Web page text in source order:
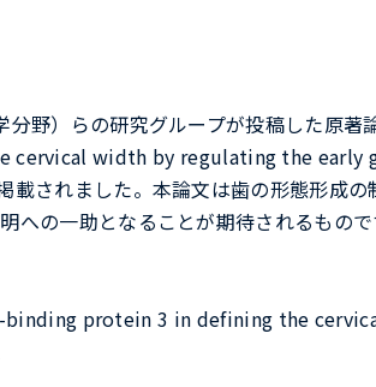
分野）らの研究グループが投稿した原
width by regulating the early
れました。本論文は歯の形態形成の
の一助となることが期待されるもので
binding protein 3 in defining the